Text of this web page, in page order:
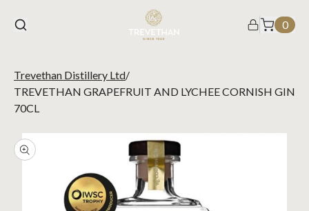
0
Trevethan Distillery Ltd/
TREVETHAN GRAPEFRUIT AND LYCHEE CORNISH GIN
70CL